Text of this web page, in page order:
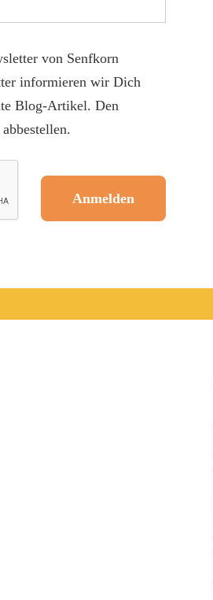
von Senfkorn
informieren wir Dich
Blog-Artikel. Den
Anmelden